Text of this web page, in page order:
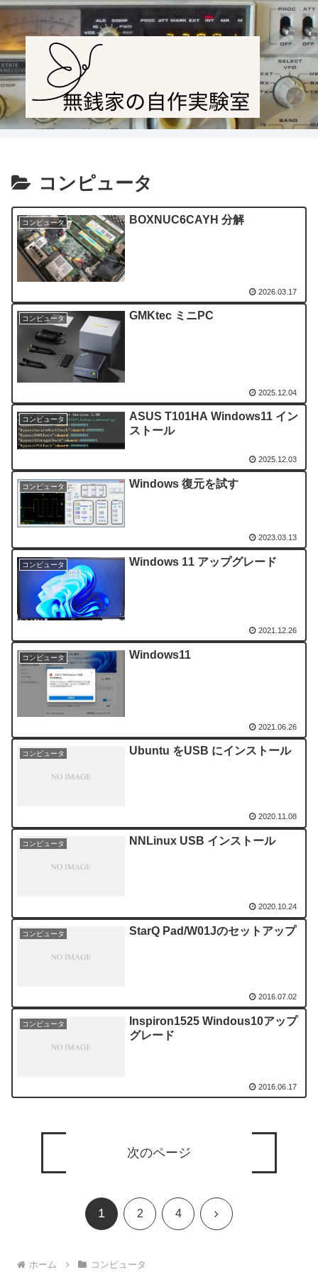
Amateur radio station JF1PTL
コンピュータ
コンピュータ BOXNUC6CAYH 分解
2026.03.17
コンピュータ GMKtec ミニPC
2025.12.04
コンピュータ
ASUS T101HA Windows11 イン
ストール
2025.12.03
コンピュータ Windows 復元を試す
2023.03.13
コンピュータ Windows 11 アップグレード
2021.12.26
コンピュータ Windows11
2021.06.26
コンピュータ Ubuntu をUSB にインストール
2020.11.08
コンピュータ NNLinux USB インストール
2020.10.24
コンピュータ StarQ Pad/W01Jのセットアップ
2016.07.02
コンピュータ
Inspiron1525 Windous10アップ
グレード
2016.06.17
次のページ
1 2 4 次
ホーム コンピュータ